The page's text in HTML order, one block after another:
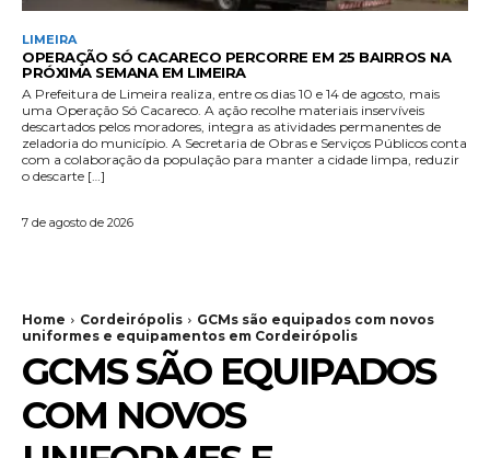
LIMEIRA
OPERAÇÃO SÓ CACARECO PERCORRE EM 25 BAIRROS NA
PRÓXIMA SEMANA EM LIMEIRA
A Prefeitura de Limeira realiza, entre os dias 10 e 14 de agosto, mais
uma Operação Só Cacareco. A ação recolhe materiais inservíveis
descartados pelos moradores, integra as atividades permanentes de
zeladoria do município. A Secretaria de Obras e Serviços Públicos conta
com a colaboração da população para manter a cidade limpa, reduzir
o descarte […]
7 de agosto de 2026